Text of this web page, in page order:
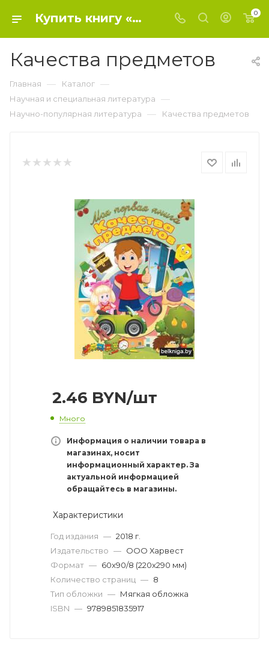
Купить книгу «Качества предметов» 2018 г. , - Научно-популярная литература 0
Качества предметов
Главная — Каталог —
Научная и специальная литература —
Научно-популярная литература — Качества предметов
2.46 BYN/шт
Много
Информация о наличии товара в
магазинах, носит
информационный характер. За
актуальной информацией
обращайтесь в магазины.
Характеристики
Год издания — 2018 г.
Издательство — ООО Харвест
Формат — 60x90/8 (220x290 мм)
Количество страниц — 8
Тип обложки — Мягкая обложка
ISBN — 9789851835917